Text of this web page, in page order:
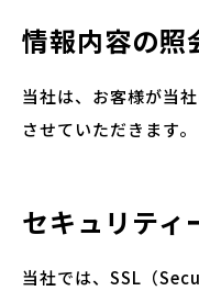
情報内容の照
当社は、お客様が当
させていただきます。
セキュリティ
当社では、SSL（